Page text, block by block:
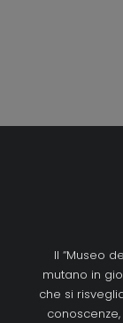
Il “Museo
mutano in
che si